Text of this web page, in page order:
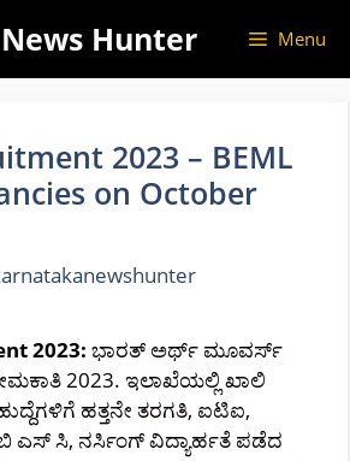
Hunter Menu
2023 – BEML
on October
2023: ಭಾರತ್ ಅರ್ಥ್ ಮೂವರ್ಸ್
2023. ಇಲಾಖೆಯಲ್ಲಿ ಖಾಲಿ
ಹತ್ತನೇ ತರಗತಿ, ಐಟಿಐ,
ಎಸ್ ಸಿ, ನರ್ಸಿಂಗ್ ವಿದ್ಯಾರ್ಹತೆ ಪಡೆದ